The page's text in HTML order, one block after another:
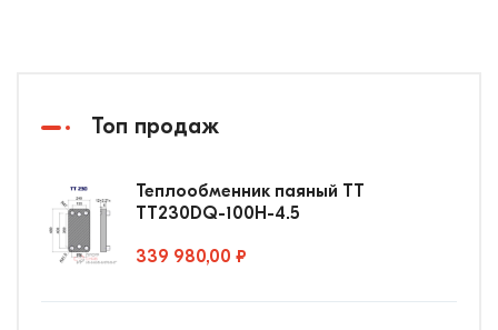
Топ продаж
Теплообменник паяный ТТ
ТТ230DQ-100Н-4.5
339 980,00 ₽